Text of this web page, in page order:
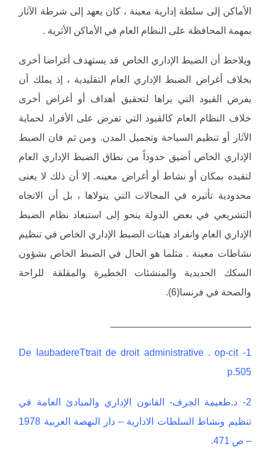
الأماكن إلى سلطة إدارية معينة ، كان يعهد إلى شرطة الآثار
بمهمة المحافظة على النظام العام في الأماكن الأثرية .
ويلاحظ أن الضبط الإداري الخاص قد يستهدف أغراضا أخرى
بخلاف أغراض الضبط الإداري العام التقليدية ، إذ يملك أن
يفرض القيود التي يراها لتحقيق أهداف أو أغراض أخرى
خلاف النظام العام كالقيود التي تفرض على الأفراد لحماية
الآثار أو تنظيم السياحة وتجميل المدن. ومن ثم فان الضبط
الإداري الخاص أضيق حدوداً من نطاق الضبط الإداري العام
لتقيده بمكان أو نشاط أو أغراض معينه. إلا أن ذلك لا يعنى
محدودية تأثيره في المجالات التي يتولاها ، بل أن الاتجاه
التشريعي في بعض الدولة ينحو إلى استبعاد نظام الضبط
الإداري العام وانفراد هيئات الضبط الإداري الخاص في تنظيم
نشاطات معينة . مثلما هو الحال في الضبط الخاص بشؤون
السكك الحديدية والمنشئات الخطيرة والمقلقة للراحة
والصحة في فرنسا(6).
1- De laubadereTtrait de droit administrative . op-cit
p.505
2- د.طعيمة الجرف- القانون الإداري والمبادئ العامة في
تنظيم ونشاط السلطات الادارية – دار النهضة العربية 1978
– ص 471.